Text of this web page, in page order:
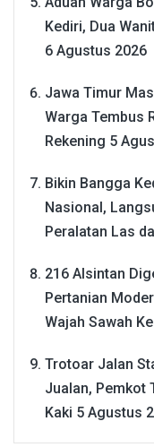
Kediri, Dua
6 Agustus 2026
Jawa Timur
Warga Tembus
Rekening 5
Bikin Bangga
Nasional,
Peralatan Las
216 Alsintan
Pertanian
Wajah Sawah
Trotoar Jalan
Jualan, Pemkot
Kaki 5 Agustus